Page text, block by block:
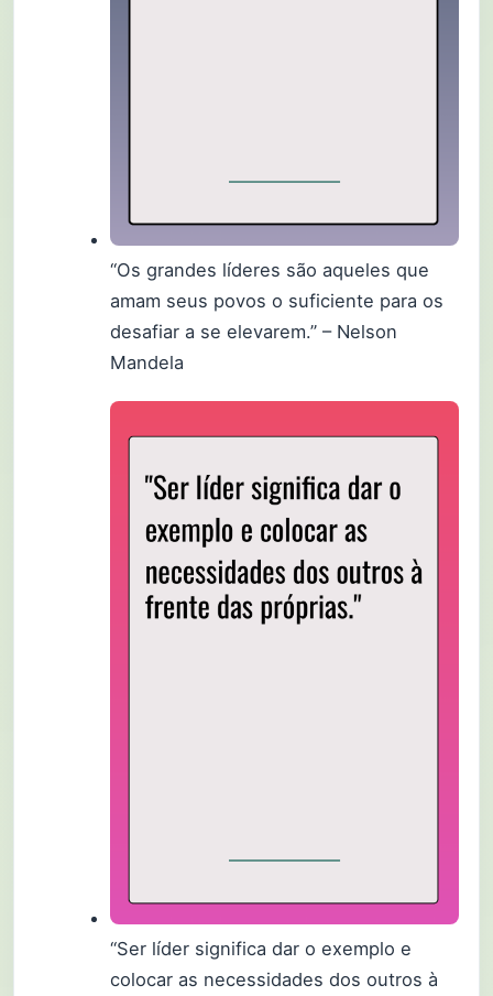
“Os grandes líderes são aqueles que
amam seus povos o suficiente para os
desafiar a se elevarem.” – Nelson
Mandela
“Ser líder significa dar o exemplo e
colocar as necessidades dos outros à